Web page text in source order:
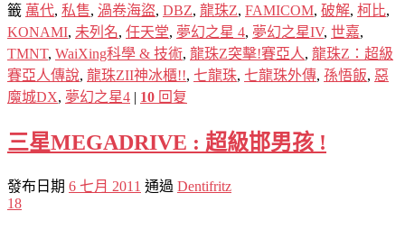
籤 萬代, 私售, 渦卷海盜, DBZ, 龍珠Z, FAMICOM, 破解, 柯比,
KONAMI, 未列名, 任天堂, 夢幻之星 4, 夢幻之星IV, 世嘉,
TMNT, WaiXing科學 & 技術, 龍珠Z突擊!賽亞人, 龍珠Z：超級
賽亞人傳說, 龍珠ZII神冰櫃!!, 七龍珠, 七龍珠外傳, 孫悟飯, 惡
魔城DX, 夢幻之星4 | 10 回复
三星MEGADRIVE : 超級邯男孩 !
發布日期 6 七月 2011 通過 Dentifritz
18